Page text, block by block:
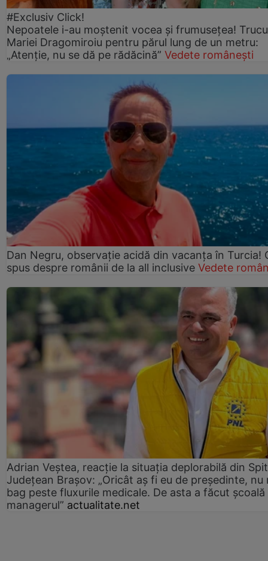
#Exclusiv Click!
Nepoatele i-au moștenit vocea și frumusețea!
Mariei Dragomiroiu pentru părul lung de un metru:
„Atenție, nu se dă pe rădăcină” Vedete românești
Dan Negru, observație acidă din vacanța în Turcia!
spus despre românii de la all inclusive Vedete
Adrian Veștea, reacție la situația deplorabilă din
Județean Brașov: „Oricât aș fi eu de președinte, nu
bag peste fluxurile medicale. De asta a făcut școală
managerul” actualitate.net